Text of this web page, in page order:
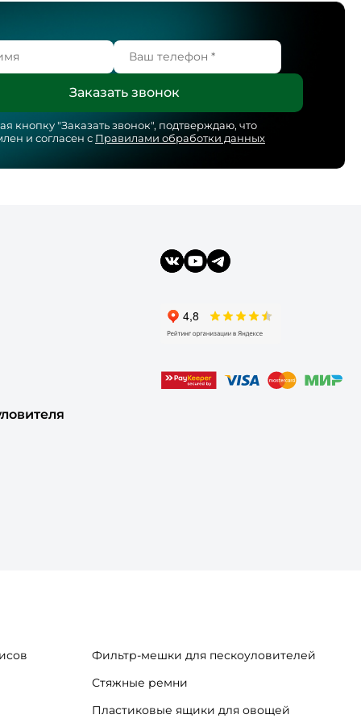
кнопку "Заказать звонок", подтверждаю, что
и согласен с Правилами обработки данных
Фильтр-мешки для пескоуловителей
Стяжные ремни
Пластиковые ящики для овощей